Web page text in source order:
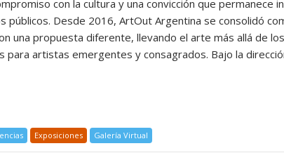
con la cultura y una convicción que permanece
Desde 2016, ArtOut Argentina se consolidó
una propuesta diferente, llevando el arte más allá de
artistas emergentes y consagrados. Bajo la
Exposiciones Galería Virtual